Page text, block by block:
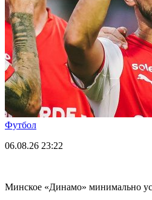
Футбол
06.08.26 23:22
Минское «Динамо» минимально